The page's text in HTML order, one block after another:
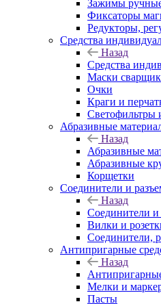
Зажимы
Фиксаторы
Редукторы,
Средства
Назад
Средства
Маски
Очки
Краги и
Светофильтры
Абразивные
Назад
Абразивные
Абразивные
Корщетки
Соединители и
Назад
Соединители и
Вилки и
Соединители,
Антипригарные
Назад
Мелки и
Пасты